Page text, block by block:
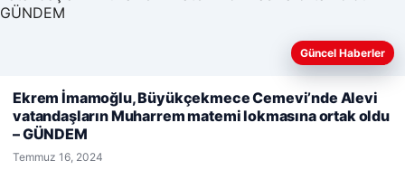
Nisan 29, 2026
© 2026 Gazete Dakika
deneyiminizi kişiselleştirmek ve geliştirmek amacıyla çerezler
kullanıyoruz.Çerez Politikamız
Güncel Haberler
Ekrem İmamoğlu, Büyükçekmece Cemevi’nde Alevi
vatandaşların Muharrem matemi lokmasına ortak oldu
– GÜNDEM
Temmuz 16, 2024